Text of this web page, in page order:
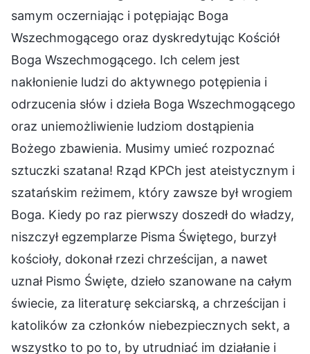
samym oczerniając i potępiając Boga
Wszechmogącego oraz dyskredytując Kościół
Boga Wszechmogącego. Ich celem jest
nakłonienie ludzi do aktywnego potępienia i
odrzucenia słów i dzieła Boga Wszechmogącego
oraz uniemożliwienie ludziom dostąpienia
Bożego zbawienia. Musimy umieć rozpoznać
sztuczki szatana! Rząd KPCh jest ateistycznym i
szatańskim reżimem, który zawsze był wrogiem
Boga. Kiedy po raz pierwszy doszedł do władzy,
niszczył egzemplarze Pisma Świętego, burzył
kościoły, dokonał rzezi chrześcijan, a nawet
uznał Pismo Święte, dzieło szanowane na całym
świecie, za literaturę sekciarską, a chrześcijan i
katolików za członków niebezpiecznych sekt, a
wszystko to po to, by utrudniać im działanie i